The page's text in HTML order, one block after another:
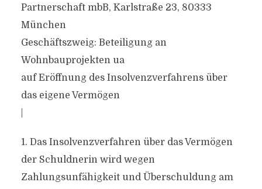
Partnerschaft mbB, Karlstraße 23, 80333
München
Geschäftszweig: Beteiligung an
Wohnbauprojekten ua
auf Eröffnung des Insolvenzverfahrens über
das eigene Vermögen
1. Das Insolvenzverfahren über das Vermögen
der Schuldnerin wird wegen
Zahlungsunfähigkeit und Überschuldung am